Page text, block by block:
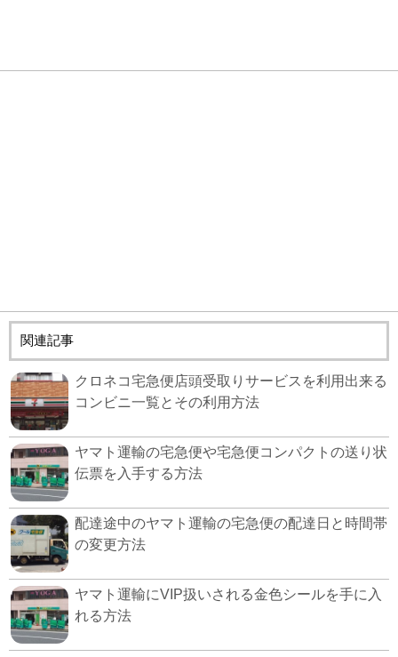
関連記事
クロネコ宅急便店頭受取りサービスを利用出来る
コンビニ一覧とその利用方法
ヤマト運輸の宅急便や宅急便コンパクトの送り状
伝票を入手する方法
配達途中のヤマト運輸の宅急便の配達日と時間帯
の変更方法
ヤマト運輸にVIP扱いされる金色シールを手に入
れる方法